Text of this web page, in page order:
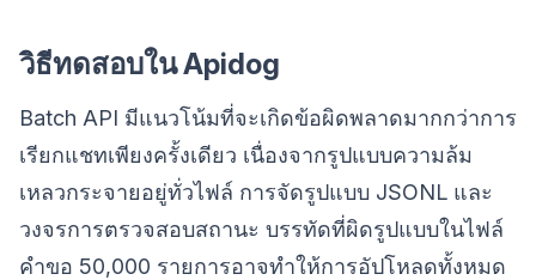
วิธีทดสอบใน Apidog
Batch API มีแนวโน้มที่จะเกิดข้อผิดพลาดมากกว่าการ
เรียกแชทเพียงครั้งเดียว เนื่องจากรูปแบบความล้ม
เหลวกระจายอยู่ทั่วไฟล์ การจัดรูปแบบ JSONL และ
วงจรการตรวจสอบสถานะ บรรทัดที่ผิดรูปแบบในไฟล์
คำขอ 50,000 รายการอาจทำให้การอัปโหลดทั้งหมด